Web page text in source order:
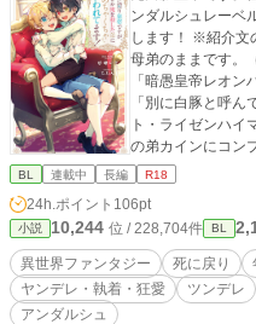
ンダルシュレーベ
します！ ※紹介文
母弟のままです。
「暗愚皇帝レオン
「別に白豚と呼
ト・ライゼンハイ
の弟カインにコン
格的に人生が狂い
革命軍を率いてい
った弟だった。 彼
は、しかし次に目
インの腹心である
命じる。 「弟をベ
BL 連載中 長編 R18
24h.ポイント 106pt
小説 10,244 位 / 228,704件 BL
異世界ファンタジー 死に戻り
ヤンデレ・執着・狂愛
ツンデレ
アンダルシュ